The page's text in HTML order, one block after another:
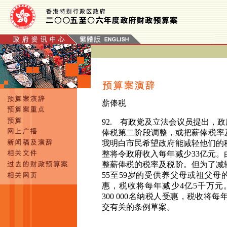
薪俸税
92. 有政党及立法会议员提出，
俸税第二阶段调整，或把薪俸税
我明白市民希望政府能减轻他们
整将令政府收入每年减少33亿元。
整薪俸税的税率及税阶。但为了
55至59岁的受供养父母或祖父母
惠，税收将每年减少4亿5千万元
300 000名纳税人受惠，税收将每
交有关的条例草案。